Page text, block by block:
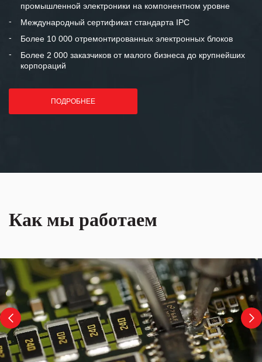
отношения и искренне желаем
«Инженерной компании «555» долгих
промышленной электроники на компонентном уровне
Международный сертификат стандарта IPC
Более 10 000 отремонтированных электронных блоков
Более 2 000 заказчиков от малого бизнеса до крупнейших
корпораций
ПОДРОБНЕЕ
Как мы работаем